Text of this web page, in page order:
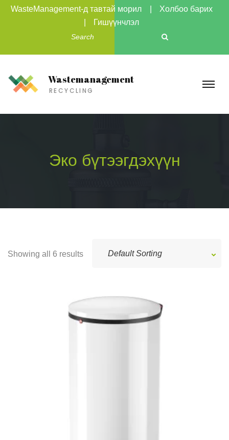
WasteManagement-д тавтай морил
Холбоо барих
Гишүүнчлэл
Wastemanagement
RECYCLING
Эко бүтээгдэхүүн
Showing all 6 results